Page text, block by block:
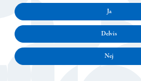
Ja
Delvis
Nej